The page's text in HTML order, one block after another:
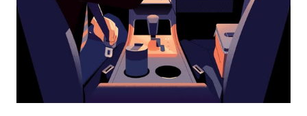
d'échappement
pour
fermer
calendrier.